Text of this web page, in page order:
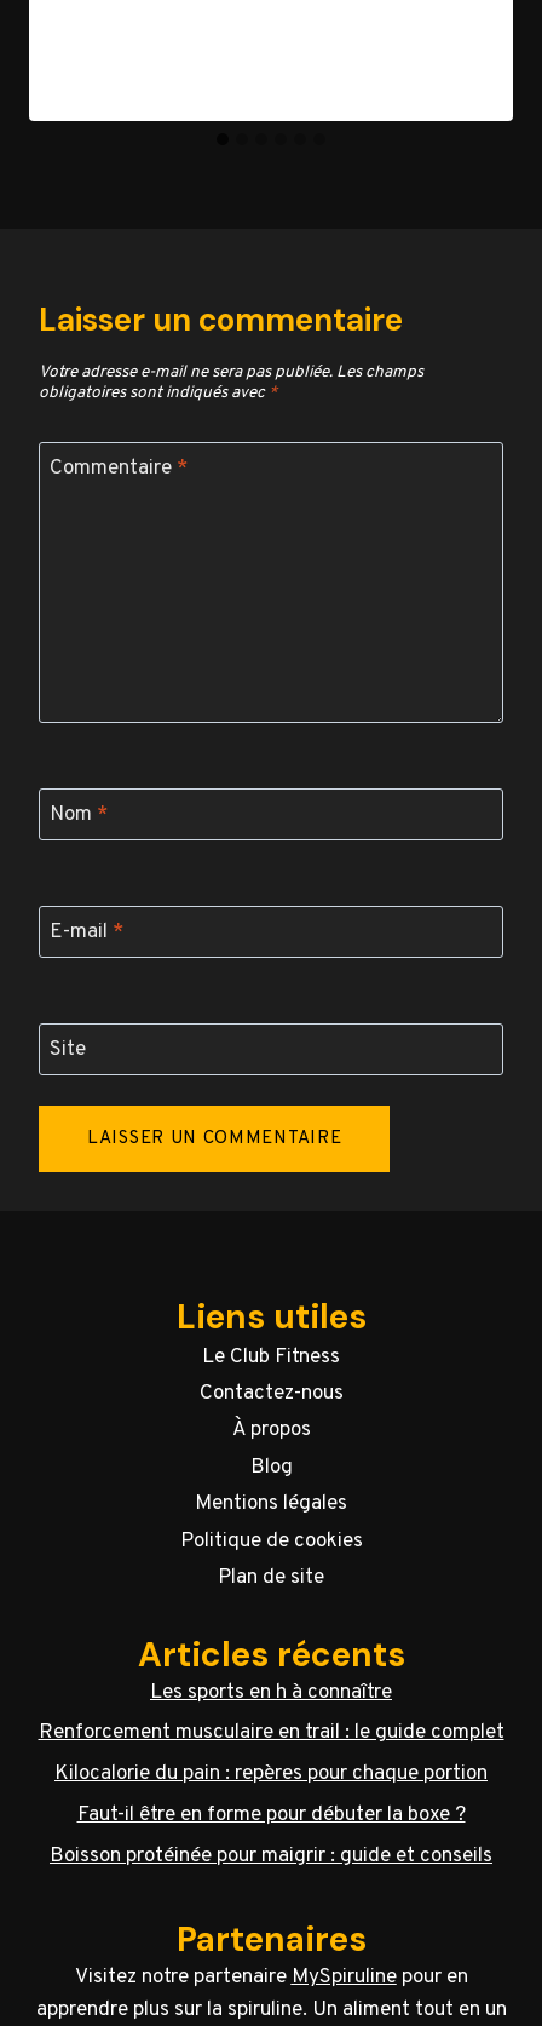
Laisser un commentaire
Votre adresse e-mail ne sera pas publiée. Les champs
obligatoires sont indiqués avec *
Commentaire *
Nom *
E-mail *
Site
Liens utiles
Le Club Fitness
Contactez-nous
À propos
Blog
Mentions légales
Politique de cookies
Plan de site
Articles récents
Les sports en h à connaître
Renforcement musculaire en trail : le guide complet
Kilocalorie du pain : repères pour chaque portion
Faut-il être en forme pour débuter la boxe ?
Boisson protéinée pour maigrir : guide et conseils
Partenaires
Visitez notre partenaireMySpirulinepour en
apprendre plus sur la spiruline. Un aliment tout en un